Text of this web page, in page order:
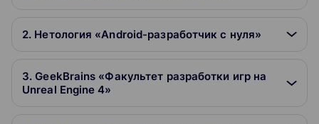
2. Нетология «Android-разработчик с нуля»
3. GeekBrains «Факультет разработки игр на
Unreal Engine 4»